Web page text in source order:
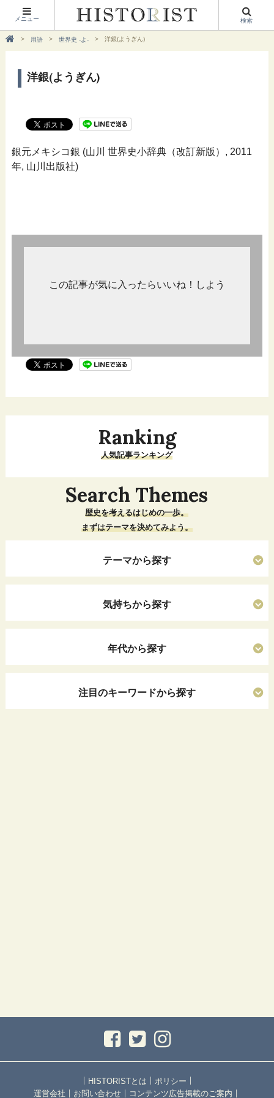
メニュー 検索
用語 世界史 -よ- 洋銀(ようぎん)
洋銀(ようぎん)
銀元メキシコ銀 (山川 世界史小辞典（改訂新版）, 2011
年, 山川出版社)
この記事が気に入ったらいいね！しよう
Ranking
人気記事ランキング
Search Themes
歴史を考えるはじめの一歩。
まずはテーマを決めてみよう。
テーマから探す
気持ちから探す
年代から探す
注目のキーワードから探す
｜ HISTORISTとは ｜ ポリシー ｜
運営会社 ｜ お問い合わせ ｜ コンテンツ広告掲載のご案内 ｜